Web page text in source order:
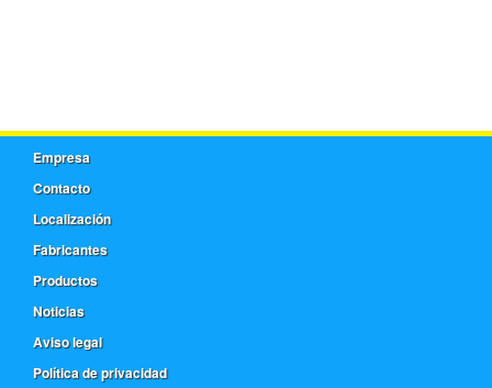
Empresa
Contacto
Localización
Fabricantes
Productos
Noticias
Aviso legal
Política de privacidad